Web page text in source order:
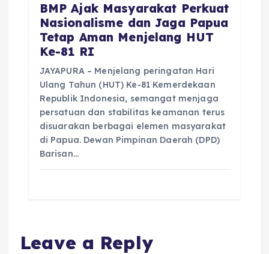
BMP Ajak Masyarakat Perkuat
Nasionalisme dan Jaga Papua
Tetap Aman Menjelang HUT
Ke-81 RI
JAYAPURA – Menjelang peringatan Hari
Ulang Tahun (HUT) Ke-81 Kemerdekaan
Republik Indonesia, semangat menjaga
persatuan dan stabilitas keamanan terus
disuarakan berbagai elemen masyarakat
di Papua. Dewan Pimpinan Daerah (DPD)
Barisan…
Leave a Reply